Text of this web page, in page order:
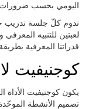
اليومي بحسب
لعبتين للتنبيه
قدراتنا المعرفية
كوجنيفيت
يكون كوجنيفيت الأداة
تصميم الأنشطة الموحّدة